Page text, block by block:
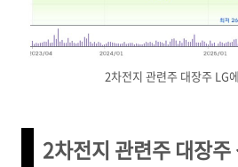
2차전지 관련주 대장주 LG
2차전지 관련주 대장